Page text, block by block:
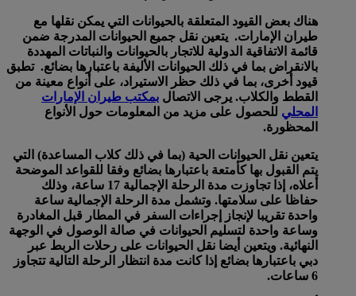
هناك بعض القيود المتعلقة بالحيوانات التي يمكن نقلها مع
طيران الإمارات. يتعين نقل جميع الحيوانات المدرجة ضمن
قائمة الاتفاقية الدولية للاتجار بالحيوانات والنباتات المهددة
بالانقراض بما في ذلك الحيوانات الأليفة باعتبارها بضائع. تطبق
قيود أخرى، بما في ذلك حظر الاستيراد، على أنواع معينة من
القطط والكلاب. يرجى الاتصال بمكتب طيران الإمارات
المحلي للحصول على مزيد من المعلومات حول الأنواع
المحظورة.
يتعين نقل الحيوانات الحية (بما في ذلك كلاب المساعدة) التي
يتم القبول بها كأمتعة باعتبارها بضائع وفقا للقواعد الموضحة
أعلاه، إذا تجاوزت مدة الرحلة الإجمالية 17 ساعة، وذلك
حفاظا على سلامتها. وتشمل مدة الرحلة الإجمالية ساعة
واحدة تقريبا لإنجاز إجراءات السفر في المطار قبل المغادرة
وساعة واحدة لتسليم الحيوانات في صالة الوصول في الوجهة
النهائية. ويتعين أيضا نقل الحيوانات على رحلات الربط عبر
دبي باعتبارها بضائع إذا كانت مدة انتظار الرحلة التالية تتجاوز
6 ساعات.